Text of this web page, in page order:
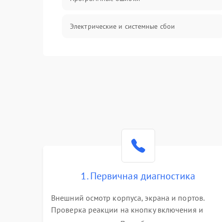
Электрические и системные сбои
Система охлаждения
1. Первичная диагностика
Внешний осмотр корпуса, экрана и портов.
Проверка реакции на кнопку включения и